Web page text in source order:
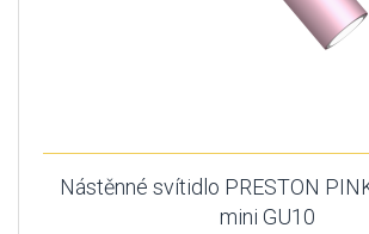
Nástěnné svítidlo PRESTON
mini GU10